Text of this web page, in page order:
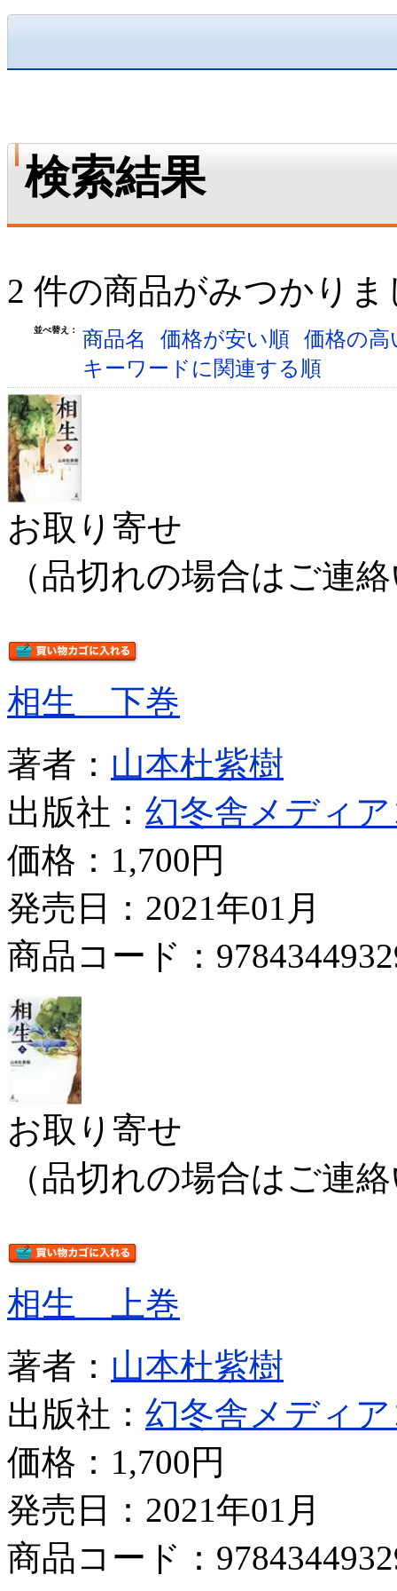
検索結果
2 件の商品がみつかりま
並べ替え： 商品名 価格が安い順 価格の
キーワードに関連する順
お取り寄せ
（品切れの場合はご連
相生 下巻
著者： 山本杜紫樹
出版社： 幻冬舎メディ
価格： 1,700円
発売日：2021年01月
商品コード：
お取り寄せ
（品切れの場合はご連
相生 上巻
著者： 山本杜紫樹
出版社： 幻冬舎メディ
価格： 1,700円
発売日：2021年01月
商品コード：